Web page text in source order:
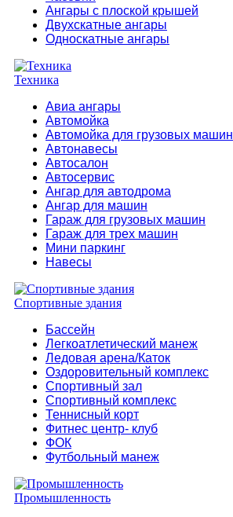
Ангары с плоской крышей
Двухскатные ангары
Односкатные ангары
Техника
Авиа ангары
Автомойка
Автомойка для грузовых машин
Автонавесы
Автосалон
Автосервис
Ангар для автодрома
Ангар для машин
Гараж для грузовых машин
Гараж для трех машин
Мини паркинг
Навесы
Спортивные здания
Бассейн
Легкоатлетический манеж
Ледовая арена/Каток
Оздоровительный комплекс
Спортивный зал
Спортивный комплекс
Теннисный корт
Фитнес центр- клуб
ФОК
Футбольный манеж
Промышленность